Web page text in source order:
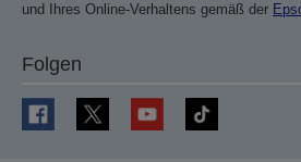
und Ihres Online-Verhaltens gemäß der
Folgen